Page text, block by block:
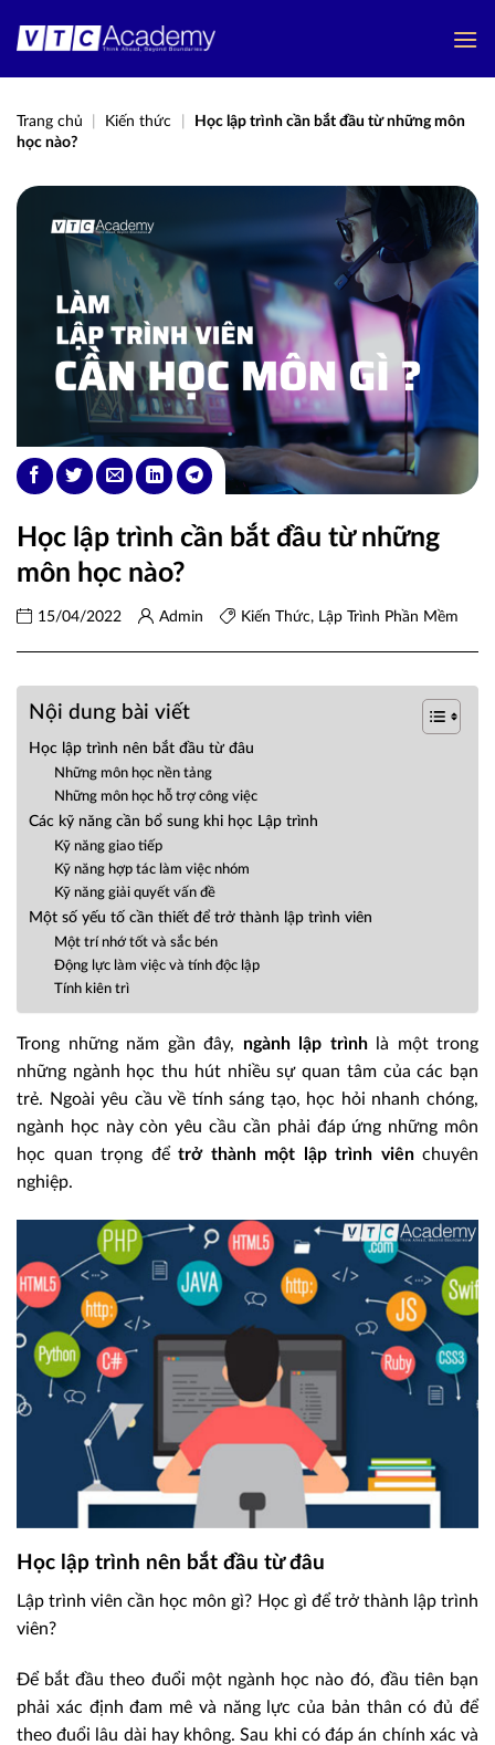
qua
Trang chủ Kiến thức
Học lập trình cần bắt đầu từ những môn
học nào?
Học lập trình cần bắt đầu từ những
môn học nào?
15/04/2022 Admin Kiến Thức, Lập Trình Phần Mềm
Nội dung bài viết
Học lập trình nên bắt đầu từ đâu
Những môn học nền tảng
Những môn học hỗ trợ công việc
Các kỹ năng cần bổ sung khi học Lập trình
Kỹ năng giao tiếp
Kỹ năng hợp tác làm việc nhóm
Kỹ năng giải quyết vấn đề
Một số yếu tố cần thiết để trở thành lập trình viên
Một trí nhớ tốt và sắc bén
Động lực làm việc và tính độc lập
Tính kiên trì
Trong những năm gần đây, ngành lập trìnhlà một trong
những ngành học thu hút nhiều sự quan tâm của các bạn
trẻ. Ngoài yêu cầu về tính sáng tạo, học hỏi nhanh chóng,
ngành học này còn yêu cầu cần phải đáp ứng những môn
học quan trọng để trở thành một lập trình viênchuyên
nghiệp.
Học lập trình nên bắt đầu từ đâu
Lập trình viên cần học môn gì? Học gì để trở thành lập trình
viên?
Để bắt đầu theo đuổi một ngành học nào đó, đầu tiên bạn
phải xác định đam mê và năng lực của bản thân có đủ để
theo đuổi lâu dài hay không. Sau khi có đáp án chính xác và